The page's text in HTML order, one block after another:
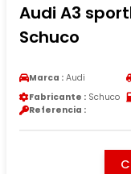
Audi A3
Schuco
Marca : Audi
Fabricante : Schuco
Referencia :